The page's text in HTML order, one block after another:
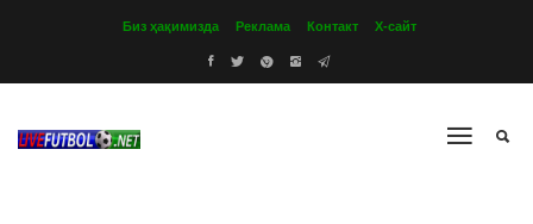
Биз ҳақимизда Реклама Контакт Х-сайт